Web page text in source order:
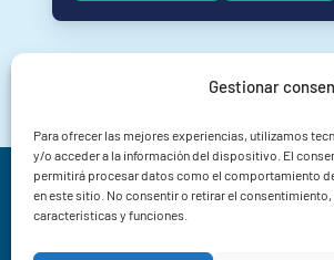
Gestionar
Para ofrecer las mejores experiencias, utilizamos
y/o acceder a la información del dispositivo. El
permitirá procesar datos como el comportamiento
en este sitio. No consentir o retirar el
características y funciones.
Instituto de Investigacións
Rua Eduardo Cabello 6